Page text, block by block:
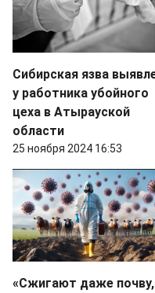
Сибирская язва
у работника убойного
цеха в Атырауской
области
25 ноября 2024 16:53
«Сжигают даже почву,